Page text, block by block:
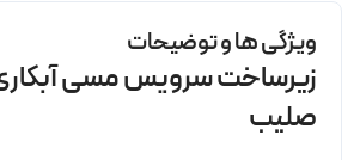
ویژگی ها و توضیحات
زیرساخت سرویس مسی
صلیب